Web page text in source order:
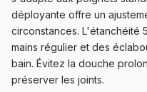
déployante offre un
circonstances. L'étanchéité
mains régulier et des
bain. Évitez la douche
préserver les joints.